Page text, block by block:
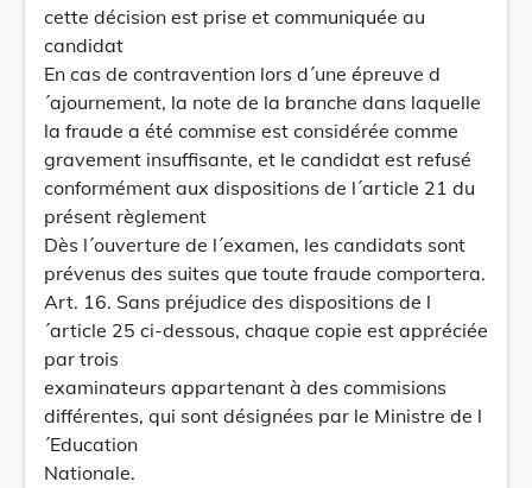
cette décision est prise et communiquée au
candidat
En cas de contravention lors d´une épreuve d
´ajournement, la note de la branche dans laquelle
la fraude a été commise est considérée comme
gravement insuffisante, et le candidat est refusé
conformément aux dispositions de l´article 21 du
présent règlement
Dès l´ouverture de l´examen, les candidats sont
prévenus des suites que toute fraude comportera.
Art. 16. Sans préjudice des dispositions de l
´article 25 ci-dessous, chaque copie est appréciée
par trois
examinateurs appartenant à des commisions
différentes, qui sont désignées par le Ministre de l
´Education
Nationale.